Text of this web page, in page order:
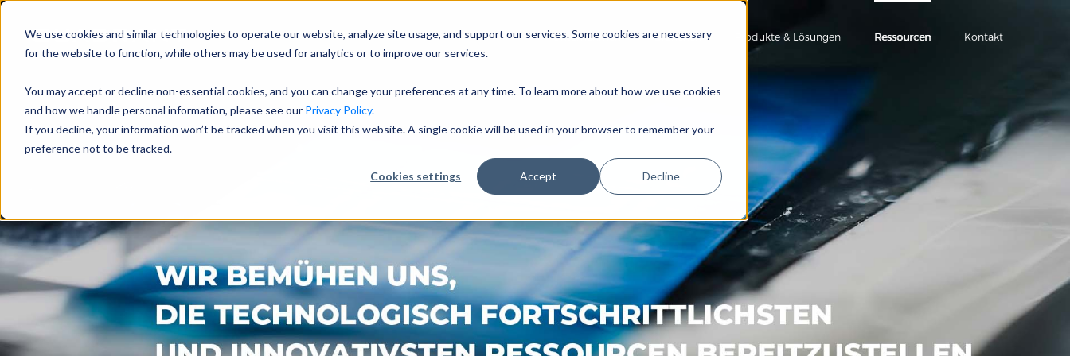
We use cookies and similar technologies to operate our website, analyze site usage, and support our services. Some cookies are necessary
for the website to function, while others may be used for analytics or to improve our services.
You may accept or decline non-essential cookies, and you can change your preferences at any time. To learn more about how we use cookies
and how we handle personal information, please see our Privacy Policy.
If you decline, your information won’t be tracked when you visit this website. A single cookie will be used in your browser to remember your
preference not to be tracked.
Cookies settings Accept Decline
Unternehmen Branchen Produkte & Lösungen Ressourcen Kontakt